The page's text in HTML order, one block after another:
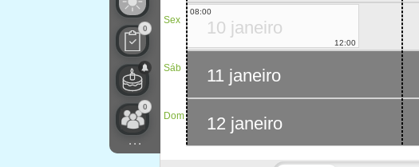
0
0
...
Sex
Sáb
Dom
10 janeiro
08:00
12:00
11 janeiro
12 janeiro